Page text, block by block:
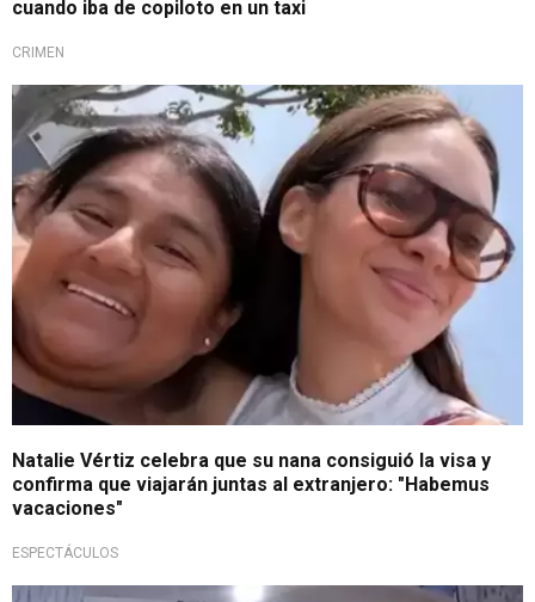
cuando iba de copiloto en un taxi
CRIMEN
¡Está feliz!
Natalie Vértiz celebra que su nana consiguió la visa y
confirma que viajarán juntas al extranjero: "Habemus
vacaciones"
ESPECTÁCULOS